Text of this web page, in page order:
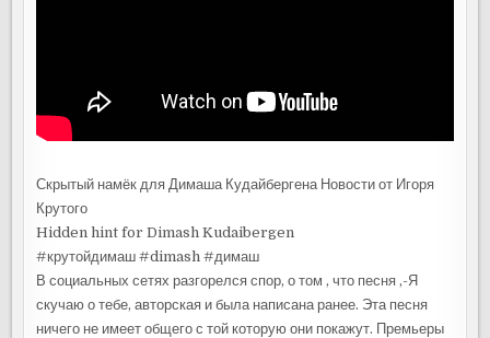
Скрытый намёк для Димаша Кудайбергена Новости от Игоря
Крутого
Hidden hint for Dimash Kudaibergen
#крутойдимаш #dimash #димаш
В социальных сетях разгорелся спор, о том , что песня ,-Я
скучаю о тебе, авторская и была написана ранее. Эта песня
ничего не имеет общего с той которую они покажут. Премьеры